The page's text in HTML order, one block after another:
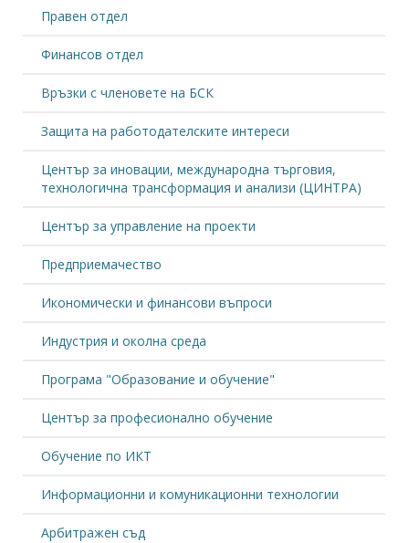
Правен отдел
Финансов отдел
Връзки с членовете на БСК
Защита на работодателските интереси
Център за иновации, международна търговия,
технологична трансформация и анализи (ЦИНТРА)
Център за управление на проекти
Предприемачество
Икономически и финансови въпроси
Индустрия и околна среда
Програма "Образование и обучение"
Център за професионално обучение
Обучение по ИКТ
Информационни и комуникационни технологии
Арбитражен съд